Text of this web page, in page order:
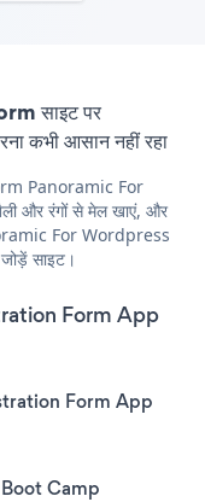
साइट पर
आसान नहीं रहा
Panoramic For
और रंगों से मेल खाएं, और
For Wordpress
साइट।
Form App
Form App
Camp